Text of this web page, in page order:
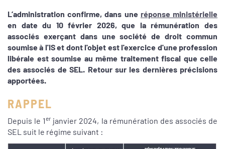
L’administration confirme, dans une réponse ministérielle
en date du 10 février 2026, que la rémunération des
associés exerçant dans une société de droit commun
soumise à l'IS et dont l'objet est l'exercice d'une profession
libérale est soumise au même traitement fiscal que celle
des associés de SEL. Retour sur les dernières précisions
apportées.
RAPPEL
Depuis le 1er janvier 2024, la rémunération des associés de
SEL suit le régime suivant :